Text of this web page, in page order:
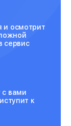
и осмотрит
сервис
с вами
к